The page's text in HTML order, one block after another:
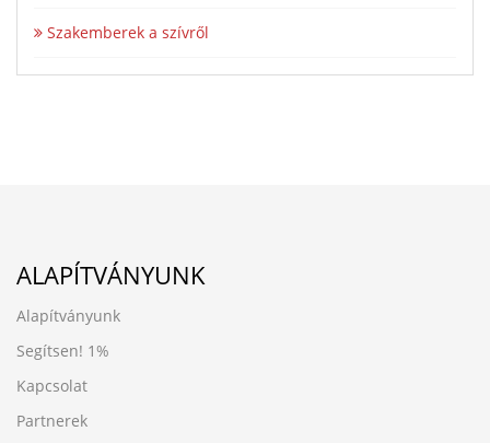
Szakemberek a szívről
ALAPÍTVÁNYUNK
Alapítványunk
Segítsen! 1%
Kapcsolat
Partnerek